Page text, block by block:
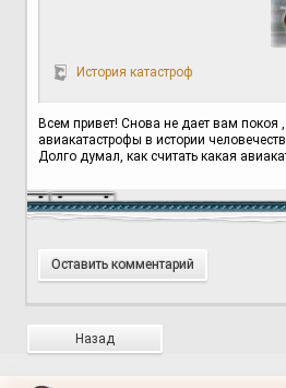
История катастроф
Всем привет! Снова не дает вам покоя
авиакатастрофы в истории
Долго думал, как считать какая
Оставить комментарий
Назад